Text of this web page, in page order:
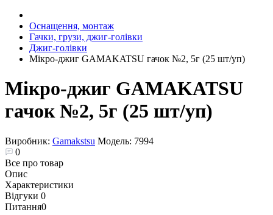
Оснащення, монтаж
Гачки, грузи, джиг-голівки
Джиг-голівки
Мікро-джиг GAMAKATSU гачок №2, 5г (25 шт/уп)
Мікро-джиг GAMAKATSU
гачок №2, 5г (25 шт/уп)
Виробник: Gamakstsu Модель: 7994
0
Все про товар
Опис
Характеристики
Відгуки 0
Питання0